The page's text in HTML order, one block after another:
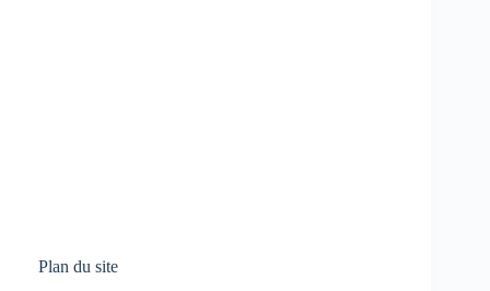
Plan du site